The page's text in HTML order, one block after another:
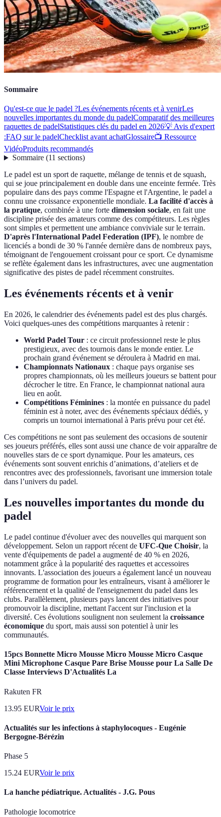
Sommaire
Qu'est-ce que le padel ?Les événements récents et à venirLes
nouvelles importantes du monde du padelComparatif des meilleures
raquettes de padelStatistiques clés du padel en 2026💡 Avis d'expert
:FAQ sur le padelChecklist avant achatGlossaire📺 Ressource
VidéoProduits recommandés
Sommaire(11 sections)
Le padel est un sport de raquette, mélange de tennis et de squash,
qui se joue principalement en double dans une enceinte fermée. Très
populaire dans des pays comme l'Espagne et l'Argentine, le padel a
connu une croissance exponentielle mondiale. La facilité d'accès à
la pratique, combinée à une forte dimension sociale, en fait une
discipline prisée des amateurs comme des compétiteurs. Les règles
sont simples et permettent une ambiance conviviale sur le terrain.
D'après l'International Padel Federation (IPF), le nombre de
licenciés a bondi de 30 % l'année dernière dans de nombreux pays,
témoignant de l'engouement croissant pour ce sport. Ce dynamisme
se reflète également dans les infrastructures, avec une augmentation
significative des pistes de padel récemment construites.
Les événements récents et à venir
En 2026, le calendrier des événements padel est des plus chargés.
Voici quelques-unes des compétitions marquantes à retenir :
World Padel Tour : ce circuit professionnel reste le plus
prestigieux, avec des tournois dans le monde entier. Le
prochain grand événement se déroulera à Madrid en mai.
Championnats Nationaux : chaque pays organise ses
propres championnats, où les meilleurs joueurs se battent pour
décrocher le titre. En France, le championnat national aura
lieu en août.
Compétitions Féminines : la montée en puissance du padel
féminin est à noter, avec des événements spéciaux dédiés, y
compris un tournoi international à Paris prévu pour cet été.
Ces compétitions ne sont pas seulement des occasions de soutenir
ses joueurs préférés, elles sont aussi une chance de voir apparaître de
nouvelles stars de ce sport dynamique. Pour les amateurs, ces
événements sont souvent enrichis d’animations, d’ateliers et de
rencontres avec des professionnels, favorisant une immersion totale
dans l’univers du padel.
Les nouvelles importantes du monde du
padel
Le padel continue d'évoluer avec des nouvelles qui marquent son
développement. Selon un rapport récent de UFC-Que Choisir, la
vente d'équipements de padel a augmenté de 40 % en 2026,
notamment grâce à la popularité des raquettes et accessoires
innovants. L'association des joueurs a également lancé un nouveau
programme de formation pour les entraîneurs, visant à améliorer le
référencement et la qualité de l'enseignement du padel dans les
clubs. Parallèlement, plusieurs pays lancent des initiatives pour
promouvoir la discipline, mettant l'accent sur l'inclusion et la
diversité. Ces évolutions soulignent non seulement la croissance
économique du sport, mais aussi son potentiel à unir les
communautés.
15pcs Bonnette Micro Mousse Micro Mousse Micro Casque
Mini Microphone Casque Pare Brise Mousse pour La Salle De
Classe Interviews D'Actualités La
Rakuten FR
13.95 EURVoir le prix
Actualités sur les infections à staphylocoques - Eugénie
Bergogne-Bérézin
Phase 5
15.24 EURVoir le prix
La hanche pédiatrique. Actualités - J.G. Pous
Pathologie locomotrice